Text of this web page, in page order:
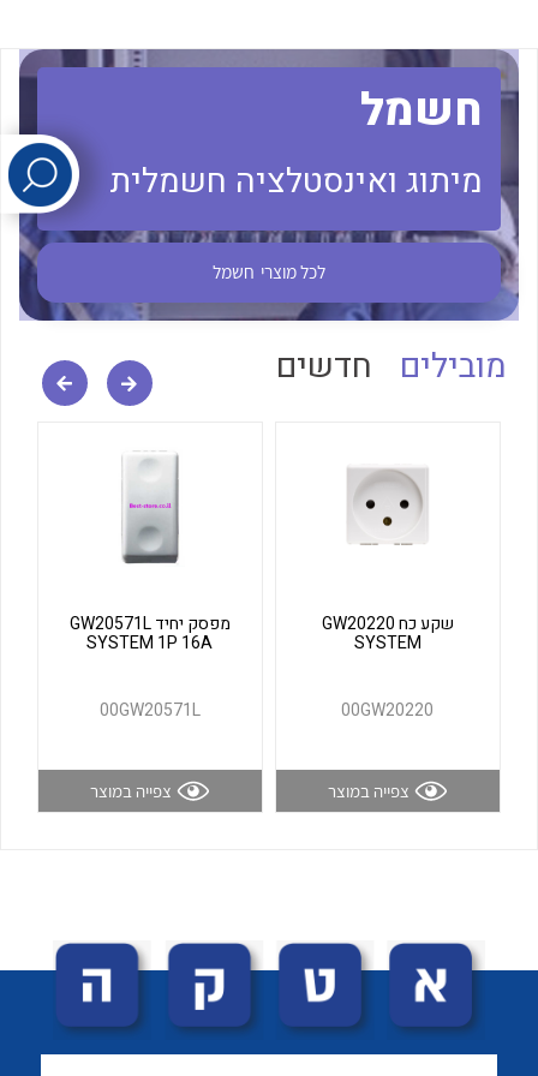
לכל מוצרי היצרן לכל מוצרי היצרן
לכל מוצרי היצרן לכל מוצרי היצרן
לכל מוצרי היצרן
חשמל
מיתוג ואינסטלציה חשמלית
לכל מוצרי חשמל
מובילים חדשים
שקע כח GW20220
SYSTEM
00GW20220
צפייה במוצר
מפסק יחיד GW20571L
SYSTEM 1P 16A
00GW20571L
צפייה במוצר